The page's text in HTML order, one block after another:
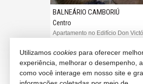
BALNEÁRIO CAMBORIÚ
Centro
Apartamento no Edifício Don
2 vagas (Privativa)
R$ 2.200.000,
Utilizamos cookies para oferecer
experiência, melhorar o desempenho,
como você interage em nosso site e